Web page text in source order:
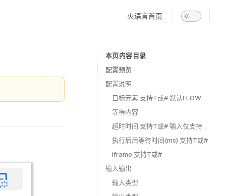
火语言首页
本页内容目录
Table of Contents for current page
配置预览
配置说明
目标元素 支持T或# 默认FLOW输入项
等待内容
超时时间 支持T或# 输入仅支持整型
执行后后等待时间(ms) 支持T或#
iframe 支持T或#
输入输出
输入类型